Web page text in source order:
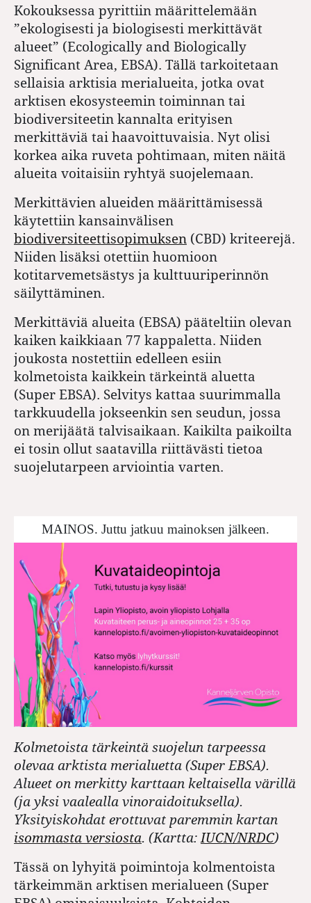
Kokouksessa pyrittiin määrittelemään
”ekologisesti ja biologisesti merkittävät
alueet” (Ecologically and Biologically
Significant Area, EBSA). Tällä tarkoitetaan
sellaisia arktisia merialueita, jotka ovat
arktisen ekosysteemin toiminnan tai
biodiversiteetin kannalta erityisen
merkittäviä tai haavoittuvaisia. Nyt olisi
korkea aika ruveta pohtimaan, miten näitä
alueita voitaisiin ryhtyä suojelemaan.
Merkittävien alueiden määrittämisessä
käytettiin kansainvälisen
biodiversiteettisopimuksen (CBD) kriteerejä.
Niiden lisäksi otettiin huomioon
kotitarvemetsästys ja kulttuuriperinnön
säilyttäminen.
Merkittäviä alueita (EBSA) pääteltiin olevan
kaiken kaikkiaan 77 kappaletta. Niiden
joukosta nostettiin edelleen esiin
kolmetoista kaikkein tärkeintä aluetta
(Super EBSA). Selvitys kattaa suurimmalla
tarkkuudella jokseenkin sen seudun, jossa
on merijäätä talvisaikaan. Kaikilta paikoilta
ei tosin ollut saatavilla riittävästi tietoa
suojelutarpeen arviointia varten.
MAINOS. Juttu jatkuu mainoksen jälkeen.
Kolmetoista tärkeintä suojelun tarpeessa
olevaa arktista merialuetta (Super EBSA).
Alueet on merkitty karttaan keltaisella värillä
(ja yksi vaalealla vinoraidoituksella).
Yksityiskohdat erottuvat paremmin kartan
isommasta versiosta. (Kartta:IUCN/NRDC)
Tässä on lyhyitä poimintoja kolmentoista
tärkeimmän arktisen merialueen (Super